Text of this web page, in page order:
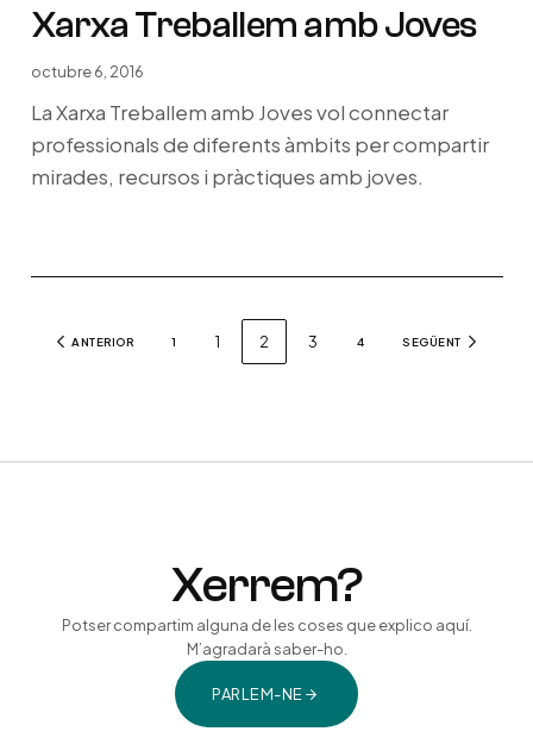
Xarxa Treballem amb Joves
octubre 6, 2016
La Xarxa Treballem amb Joves vol connectar
professionals de diferents àmbits per compartir
mirades, recursos i pràctiques amb joves.
ANTERIOR 1 1 2 3 4 SEGÜENT
Xerrem?
Potser compartim alguna de les coses que explico aquí.
M’agradarà saber-ho.
PARLEM-NE